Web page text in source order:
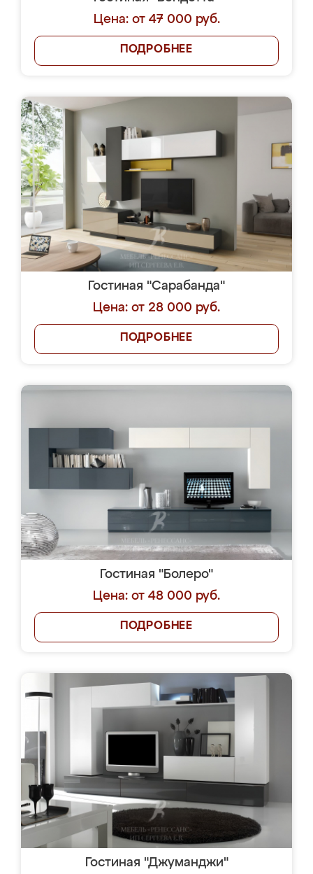
Цена: от 47 000 руб.
ПОДРОБНЕЕ
Гостиная "Сарабанда"
Цена: от 28 000 руб.
ПОДРОБНЕЕ
Гостиная "Болеро"
Цена: от 48 000 руб.
ПОДРОБНЕЕ
Гостиная "Джуманджи"